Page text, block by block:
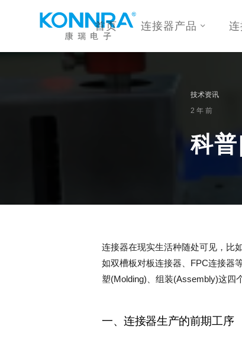
首页 连接器产品 连
技术资讯
2 年 前
科
连接器在现实生活种随处可见，比
如双槽板对板连接器、FPC连接器
塑(Molding)、组装(Assembly)这四
一、连接器生产的前期工序